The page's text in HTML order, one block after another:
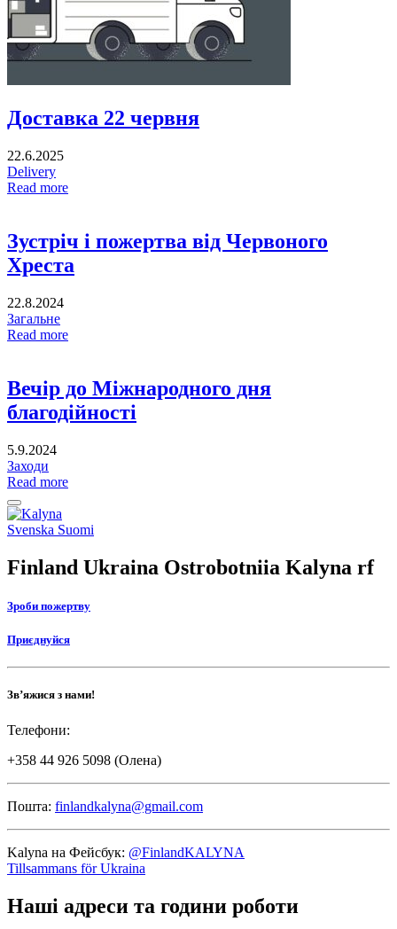
Доставка 22 червня
22.6.2025
Delivery
Read more
Зустріч і пожертва від Червоного
Хреста
22.8.2024
Загальне
Read more
Вечір до Міжнародного дня
благодійності
5.9.2024
Заходи
Read more
Back
to
top
Social
Svenska Suomi
Finland Ukraina Ostrobotniia Kalyna rf
Зроби пожертву
Приєднуйся
Зв’яжися з нами!
Телефони:
+358 44 926 5098 (Олена)
Пошта: finlandkalyna@gmail.com
Kalyna на Фейсбук: @FinlandKALYNA
Tillsammans för Ukraina
Наші адреси та години роботи